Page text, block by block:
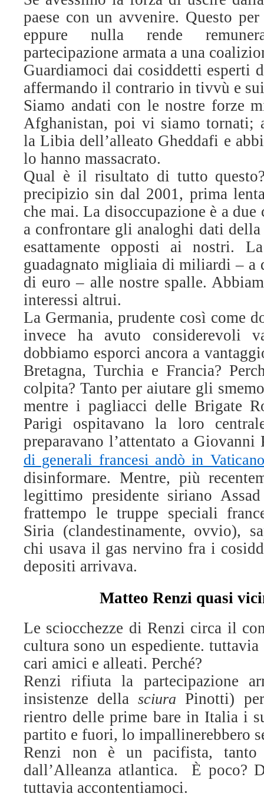
paese con un avvenire. Questo
eppure nulla rende
partecipazione armata a una
Guardiamoci dai cosiddetti esperti
affermando il contrario in tivvù e
Siamo andati con le nostre forze
Afghanistan, poi vi siamo tornati;
la Libia dell’alleato Gheddafi e
lo hanno massacrato.
Qual è il risultato di tutto
precipizio sin dal 2001, prima
che mai. La disoccupazione è a
a confrontare gli analoghi dati della
esattamente opposti ai nostri.
guadagnato migliaia di miliardi –
di euro – alle nostre spalle.
interessi altrui.
La Germania, prudente così come
invece ha avuto considerevoli
dobbiamo esporci ancora a
Bretagna, Turchia e Francia?
colpita? Tanto per aiutare gli
mentre i pagliacci delle Brigate
Parigi ospitavano la loro
preparavano l’attentato a
di generali francesi andò in
disinformare. Mentre, più
legittimo presidente siriano
frattempo le truppe speciali
Siria (clandestinamente, ovvio),
chi usava il gas nervino fra i
depositi arrivava.
Matteo Renzi quasi
Le sciocchezze di Renzi circa il
cultura sono un espediente.
cari amici e alleati. Perché?
Renzi rifiuta la partecipazione
insistenze dellasciura Pinotti)
rientro delle prime bare in Italia i
partito e fuori, lo impallinerebbero
Renzi non è un pacifista, tanto
dall’Alleanza atlantica. È poco?
tuttavia accontentiamoci.